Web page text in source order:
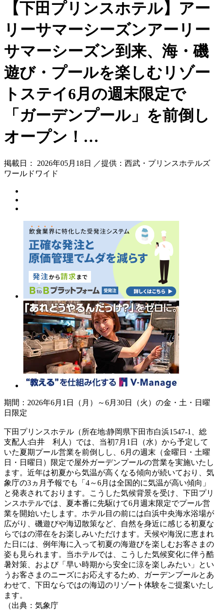
【下田プリンスホテル】アー
リーサマーシーズンアーリー
サマーシーズン到来、海・磯
遊び・プールを楽しむリゾー
トステイ6月の週末限定で
「ガーデンプール」を前倒し
オープン！…
掲載日： 2026年05月18日 ／提供：西武・プリンスホテルズ
ワールドワイド
期間：2026年6月1日（月）～6月30日（火）の金・土・日曜
日限定
下田プリンスホテル（所在地:静岡県下田市白浜1547-1、総
支配人:白井 利人）では、当初7月1日（水）から予定して
いた夏期プール営業を前倒しし、6月の週末（金曜日・土曜
日・日曜日）限定で屋外ガーデンプールの営業を実施いたし
ます。近年は初夏から気温が高くなる傾向が続いており、気
象庁の3ヵ月予報でも「4～6月は全国的に気温が高い傾向」
と発表されております。こうした気候背景を受け、下田プリ
ンスホテルでは、夏本番に先駆けて6月週末限定でプール営
業を開始いたします。ホテル目の前には白浜中央海水浴場が
広がり、磯遊びや海辺散策など、自然を身近に感じる初夏な
らではの滞在をお楽しみいただけます。天候や海況に恵まれ
た日には、例年海に入って初夏の海遊びを楽しむお客さまの
姿も見られます。当ホテルでは、こうした気候変化に伴う酷
暑対策、および「早い時期から安全に涼を楽しみたい」とい
うお客さまのニーズにお応えするため、ガーデンプールとあ
わせて、下田ならではの海辺のリゾート体験をご提案いたし
ます。
（出典：気象庁